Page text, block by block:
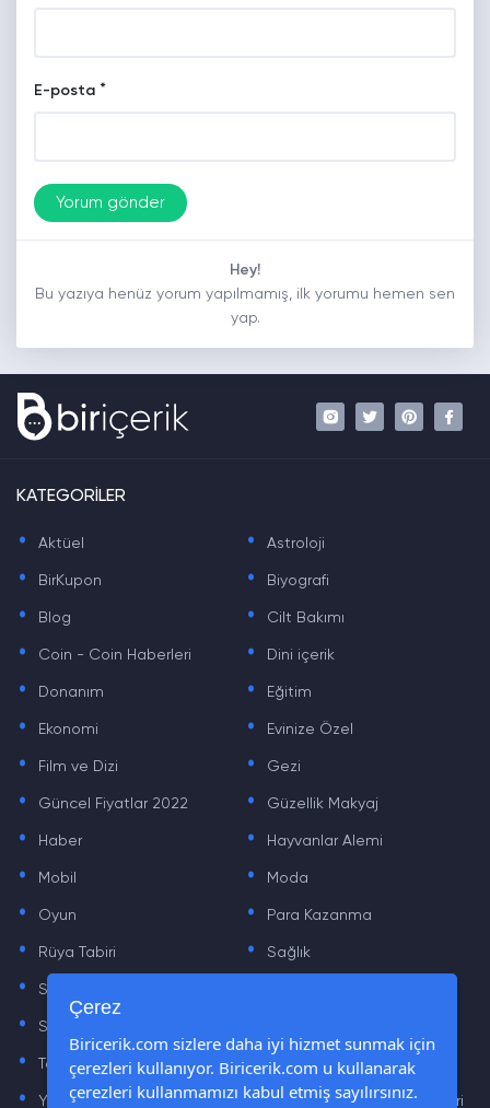
E-posta *
Hey!
Bu yazıya henüz yorum yapılmamış, ilk yorumu hemen sen
yap.
KATEGORİLER
. Aktüel . Astroloji
. BirKupon . Biyografi
. Blog . Cilt Bakımı
. Coin - Coin Haberleri . Dini içerik
. Donanım . Eğitim
. Ekonomi . Evinize Özel
. Film ve Dizi . Gezi
. Güncel Fiyatlar 2022 . Güzellik Makyaj
. Haber . Hayvanlar Alemi
. Mobil . Moda
. Oyun . Para Kazanma
. Rüya Tabiri . Sağlık
. Sinema .
. Sözler
. Teknoloji Haberleri . Yaşam
. Yazılım Haberleri . Yiyecek Önerileri ve Tarifleri
Çerez
Biricerik.com sizlere daha iyi hizmet sunmak için
çerezleri kullanıyor. Biricerik.com u kullanarak
çerezleri kullanmamızı kabul etmiş sayılırsınız.